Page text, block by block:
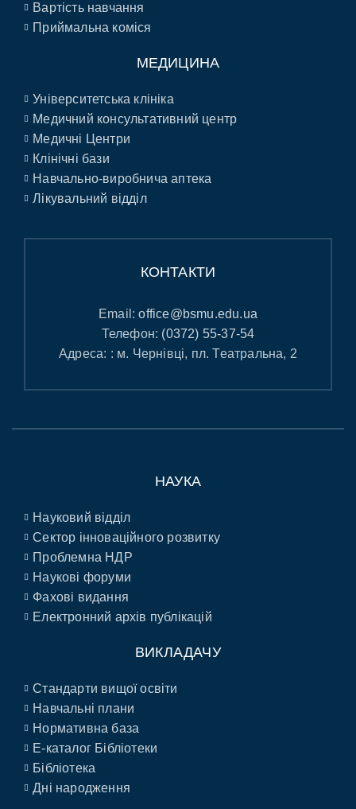
Вартість навчання
Приймальна коміся
МЕДИЦИНА
Університетська клініка
Медичний консультативний центр
Медичні Центри
Клінічні бази
Навчально-виробнича аптека
Лікувальний відділ
КОНТАКТИ
Email:office@bsmu.edu.ua
Телефон: (0372) 55-37-54
Адреса: : м. Чернівці, пл. Театральна, 2
НАУКА
Науковий відділ
Сектор інноваційного розвитку
Проблемна НДР
Наукові форуми
Фахові видання
Електронний архів публікацій
ВИКЛАДАЧУ
Стандарти вищої освіти
Навчальні плани
Нормативна база
E-каталог Бібліотеки
Бібліотека
Дні народження